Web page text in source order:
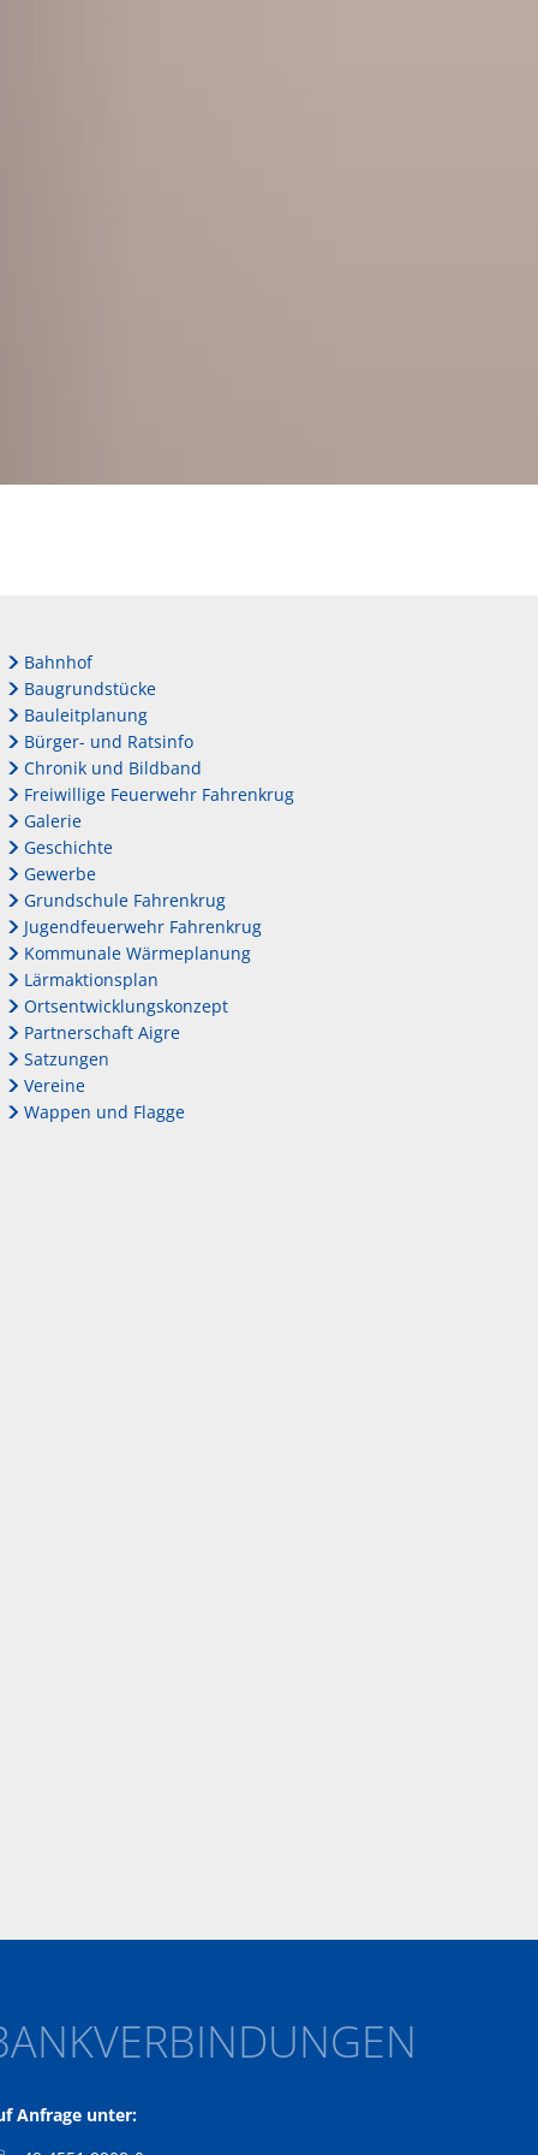
Bahnhof
Baugrundstücke
Bauleitplanung
Bürger- und Ratsinfo
Chronik und Bildband
Freiwillige Feuerwehr Fahrenkrug
Galerie
Geschichte
Gewerbe
Grundschule Fahrenkrug
Jugendfeuerwehr Fahrenkrug
Kommunale Wärmeplanung
Lärmaktionsplan
Ortsentwicklungskonzept
Partnerschaft Aigre
Satzungen
Vereine
Wappen und Flagge
Anfrage unter: